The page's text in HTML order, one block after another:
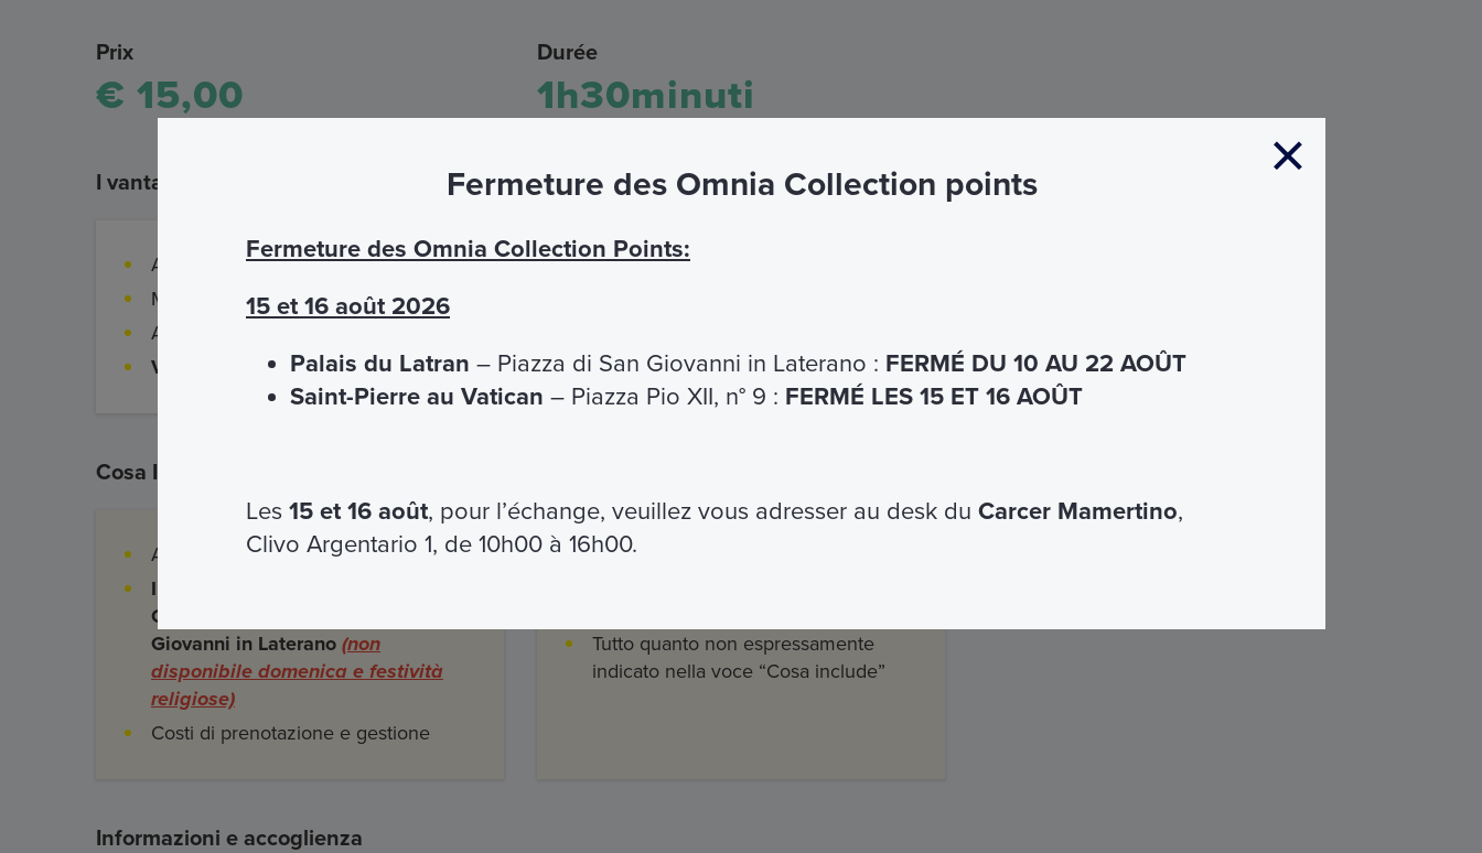
Prix
€ 15,00
Durée
1h30minuti
I vantaggi
Accesso garantito su prenotazione
Mostra il biglietto direttamente sul tuo smartphone e inizia la visita
Accoglienza ed assistenza del nostro personale
Visita guidata disponibile in italiano e inglese
Cosa Include
Auricolari
Ingresso e visita guidata del
Chiostro e della Basilica di San
Giovanni in Laterano (non
disponibile domenica e festività
religiose)
Costi di prenotazione e gestione
Visita Guidata del Battistero, della
Tutto quanto non espressamente
indicato nella voce “Cosa include”
Informazioni e accoglienza
Fermeture des Omnia Collection points
Fermeture des Omnia Collection Points:
15 et 16 août 2026
Palais du Latran – Piazza di San Giovanni in Laterano : FERMÉ DU 10 AU 22 AOÛT
Saint-Pierre au Vatican – Piazza Pio XII, n° 9 : FERMÉ LES 15 ET 16 AOÛT
Les 15 et 16 août, pour l’échange, veuillez vous adresser au desk du Carcer Mamertino,
Clivo Argentario 1, de 10h00 à 16h00.